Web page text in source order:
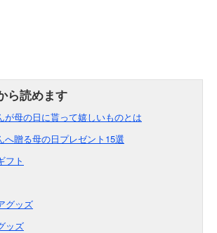
母の日に貰って嬉しいものとは
贈る母の日プレゼント15選
フト
グッズ
ッズ